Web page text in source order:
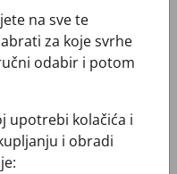
na sve te
za koje svrhe
odabir i potom
upotrebi kolačića i
i obradi